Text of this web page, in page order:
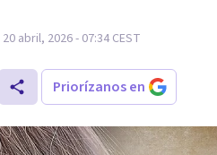
20 abril, 2026 - 07:34 CEST
Priorízanos en